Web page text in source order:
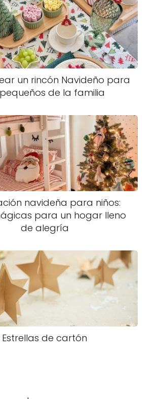
un rincón Navideño para
de la familia
navideña para niños:
para un hogar lleno
de alegría
Estrellas de cartón